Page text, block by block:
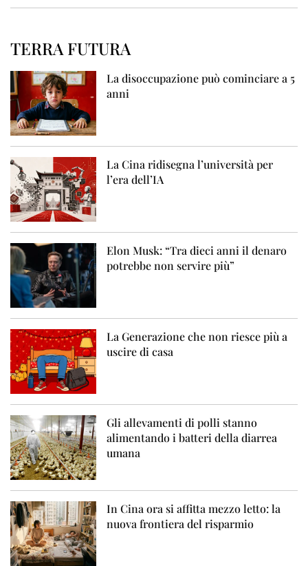
TERRA FUTURA
La disoccupazione può cominciare a 5
anni
La Cina ridisegna l’università per
l’era dell’IA
Elon Musk: “Tra dieci anni il denaro
potrebbe non servire più”
La Generazione che non riesce più a
uscire di casa
Gli allevamenti di polli stanno
alimentando i batteri della diarrea
umana
In Cina ora si affitta mezzo letto: la
nuova frontiera del risparmio